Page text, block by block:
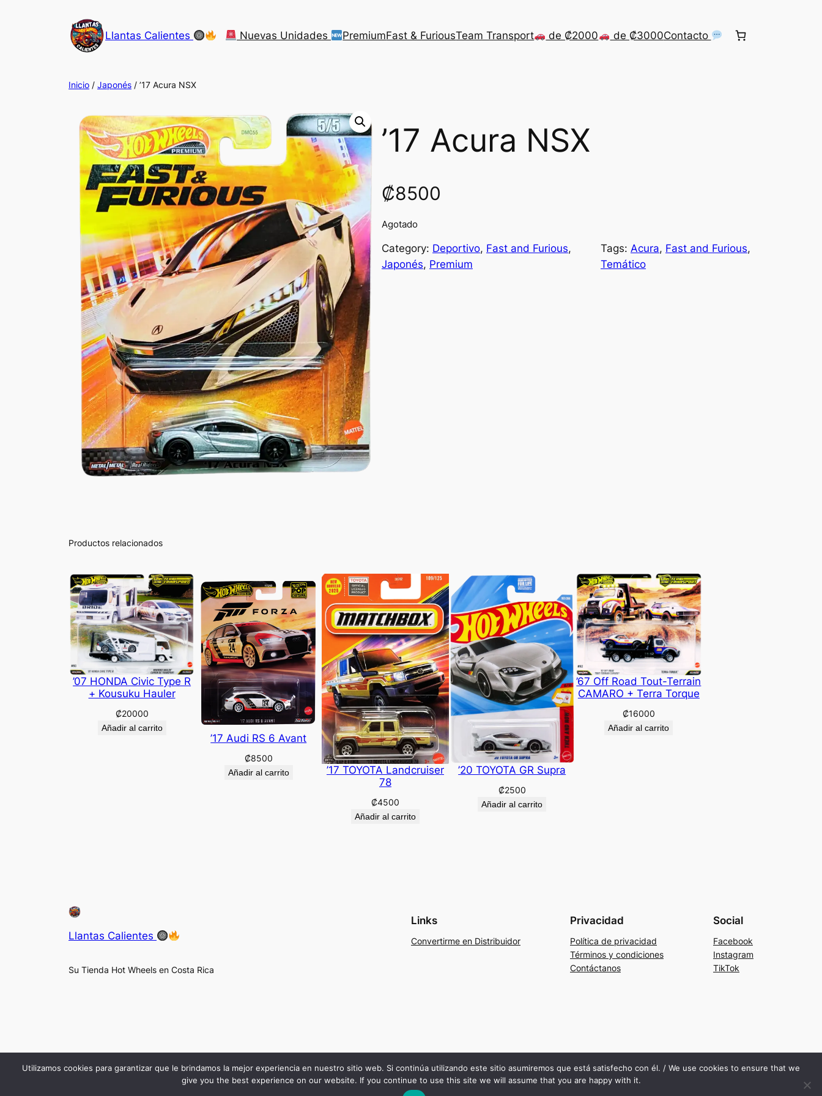
Llantas Calientes Nuevas Unidades PremiumFast & FuriousTeam Transport de ₡2000 de ₡3000Contacto
Inicio / Japonés / ’17 Acura NSX
’17 Acura NSX
₡8500
Agotado
Category: Deportivo, Fast and Furious
Japonés, Premium
Tags:Acura, Fast and Furious
Temático
Productos relacionados
’07 HONDA Civic Type R
+ Kousuku Hauler
₡20000
Añadir al carrito
’17 Audi RS 6 Avant
₡8500
Añadir al carrito
’17 TOYOTA Landcruiser
78
₡4500
Añadir al carrito
’20 TOYOTA GR Supra
₡2500
Añadir al carrito
’67 Off Road Tout-Terrain
CAMARO + Terra Torque
₡16000
Añadir al carrito
Llantas Calientes
Su Tienda Hot Wheels en Costa Rica
Links
Convertirme en Distribuidor
Privacidad
Política de privacidad
Términos y condiciones
Contáctanos
Social
Facebook
Instagram
TikTok
Utilizamos cookies para garantizar que le brindamos la mejor experiencia en nuestro sitio web. Si continúa utilizando este sitio asumiremos que está satisfecho con él. / We use cookies to ensure that we
give you the best experience on our website. If you continue to use this site we will assume that you are happy with it.